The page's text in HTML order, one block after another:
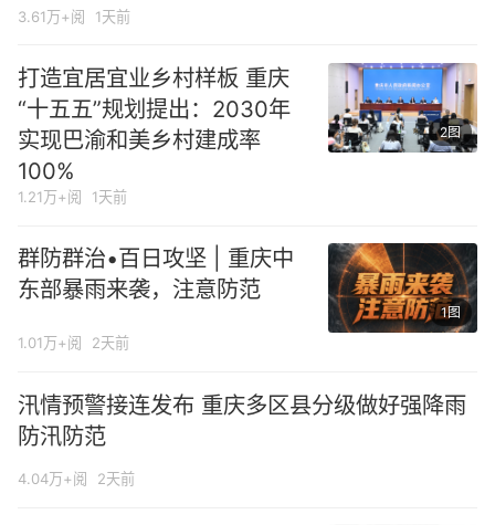
3.61万+阅 1天前
打造宜居宜业乡村样板 重庆
“十五五”规划提出：2030年
实现巴渝和美乡村建成率
100%
2图
1.21万+阅 1天前
群防群治•百日攻坚 | 重庆中
东部暴雨来袭，注意防范
1图
1.01万+阅 2天前
汛情预警接连发布 重庆多区县分级做好强降雨
防汛防范
4.04万+阅 2天前